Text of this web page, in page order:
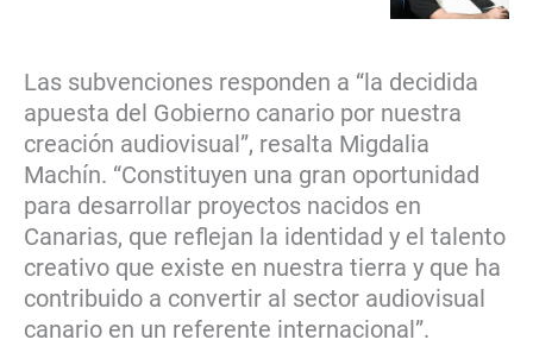
Las subvenciones responden a “la decidida
apuesta del Gobierno canario por nuestra
creación audiovisual”, resalta Migdalia
Machín. “Constituyen una gran oportunidad
para desarrollar proyectos nacidos en
Canarias, que reflejan la identidad y el talento
creativo que existe en nuestra tierra y que ha
contribuido a convertir al sector audiovisual
canario en un referente internacional”.